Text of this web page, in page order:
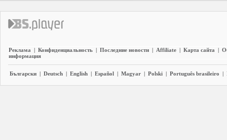
Реклама | Конфиденциальность | Последние новости | Affiliate | Карта сайта |
информация
Български | Deutsch | English | Español | Magyar | Polski | Português brasileiro |